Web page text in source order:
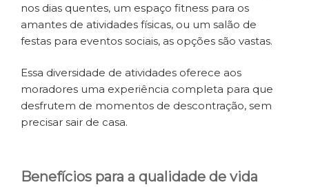
nos dias quentes, um espaço fitness para os
amantes de atividades físicas, ou um salão de
festas para eventos sociais, as opções são vastas.
Essa diversidade de atividades oferece aos
moradores uma experiência completa para que
desfrutem de momentos de descontração, sem
precisar sair de casa.
Benefícios para a qualidade de vida